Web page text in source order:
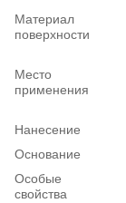
Материал
поверхности
Место
применения
Нанесение
Основание
Особые
свойства